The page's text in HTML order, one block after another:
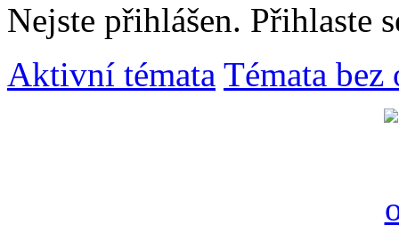
Nejste přihlášen. Přihlaste
Aktivní témata Témata